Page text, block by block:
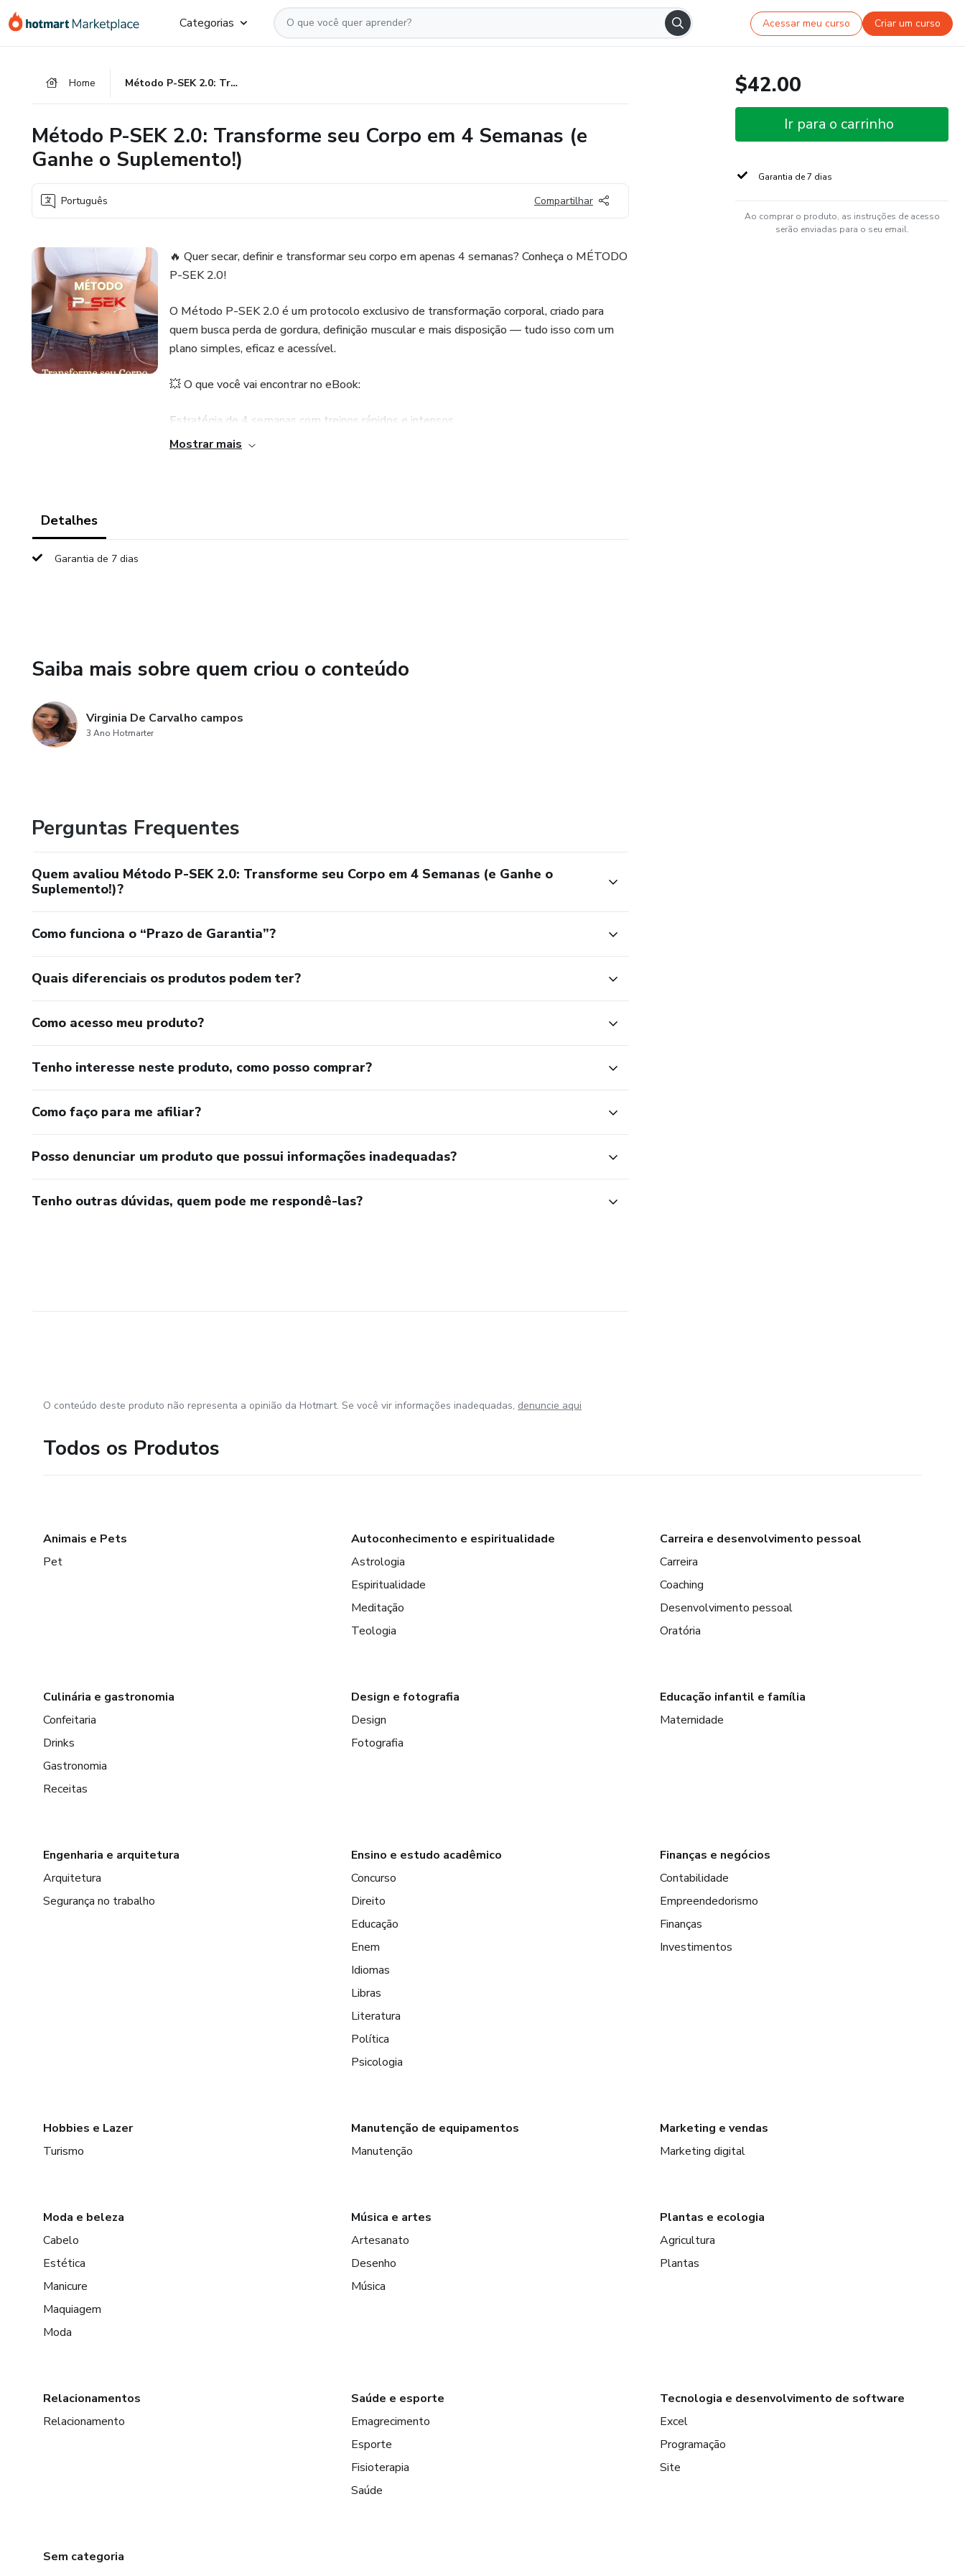
para
para
para
Categorias Acessar meu curso Criar um curso
Home Método P-SEK 2.0: Transforme seu Corpo em 4 Semanas (e Ganhe o Suplemento!)
Método P-SEK 2.0: Transforme seu Corpo em 4 Semanas (e
Ganhe o Suplemento!)
Português Compartilhar
🔥 Quer secar, definir e transformar seu corpo em apenas 4 semanas? Conheça o MÉTODO
P-SEK 2.0!
O Método P-SEK 2.0 é um protocolo exclusivo de transformação corporal, criado para
quem busca perda de gordura, definição muscular e mais disposição — tudo isso com um
plano simples, eficaz e acessível.
💥 O que você vai encontrar no eBook:
Estratégia de 4 semanas com treinos rápidos e intensos
✅ Ideal para homens e mulheres
Comece hoje mesmo.
Mostrar mais
Detalhes
Garantia de 7 dias
Saiba mais sobre quem criou o conteúdo
Virginia De Carvalho campos
3 Ano Hotmarter
Perguntas Frequentes
Quem avaliou Método P-SEK 2.0: Transforme seu Corpo em 4 Semanas (e Ganhe o
Suplemento!)?
Como funciona o “Prazo de Garantia”?
Quais diferenciais os produtos podem ter?
Como acesso meu produto?
Tenho interesse neste produto, como posso comprar?
Como faço para me afiliar?
Posso denunciar um produto que possui informações inadequadas?
Tenho outras dúvidas, quem pode me respondê-las?
$42.00
Ir para o carrinho
Garantia de 7 dias
Ao comprar o produto, as instruções de acesso
serão enviadas para o seu email.
O conteúdo deste produto não representa a opinião da Hotmart. Se você vir informações inadequadas, denuncie aqui
Todos os Produtos
Animais e Pets
Pet
Autoconhecimento e espiritualidade
Astrologia
Espiritualidade
Meditação
Teologia
Carreira e desenvolvimento pessoal
Carreira
Coaching
Desenvolvimento pessoal
Oratória
Culinária e gastronomia
Confeitaria
Drinks
Gastronomia
Receitas
Design e fotografia
Design
Fotografia
Educação infantil e família
Maternidade
Engenharia e arquitetura
Arquitetura
Segurança no trabalho
Ensino e estudo acadêmico
Concurso
Direito
Educação
Enem
Idiomas
Libras
Literatura
Política
Psicologia
Finanças e negócios
Contabilidade
Empreendedorismo
Finanças
Investimentos
Hobbies e Lazer
Turismo
Manutenção de equipamentos
Manutenção
Marketing e vendas
Marketing digital
Moda e beleza
Cabelo
Estética
Manicure
Maquiagem
Moda
Música e artes
Artesanato
Desenho
Música
Plantas e ecologia
Agricultura
Plantas
Relacionamentos
Relacionamento
Saúde e esporte
Emagrecimento
Esporte
Fisioterapia
Saúde
Tecnologia e desenvolvimento de software
Excel
Programação
Site
Sem categoria